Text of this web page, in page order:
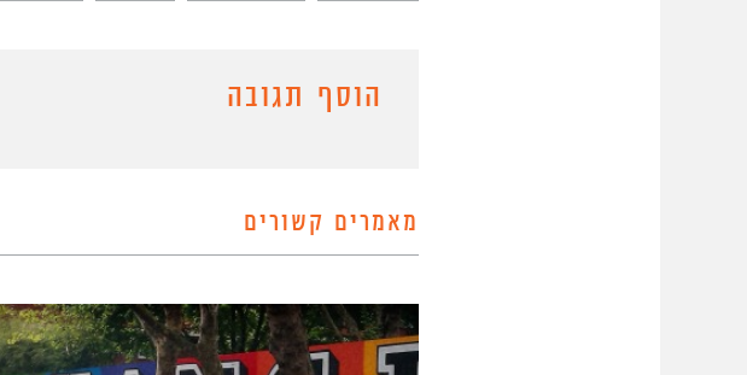
הוסף תגובה
מאמרים קשורים